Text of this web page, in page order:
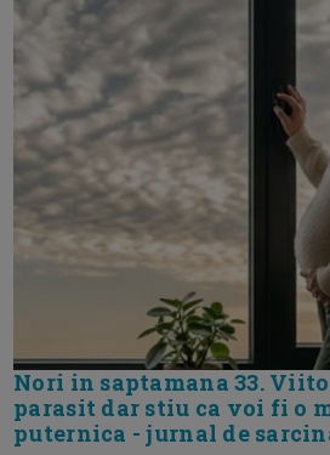
Nori in saptamana 33.
parasit dar stiu ca voi fi o
puternica - jurnal de